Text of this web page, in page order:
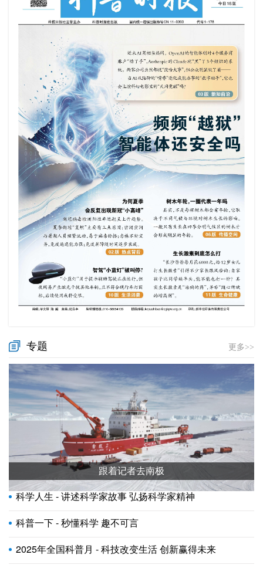
专题 更多>>
跟着记者去南极
科学人生 - 讲述科学家故事 弘扬科学家精神
科普一下 - 秒懂科学 趣不可言
2025年全国科普月 - 科技改变生活 创新赢得未来